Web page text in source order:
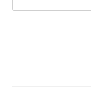
efter: